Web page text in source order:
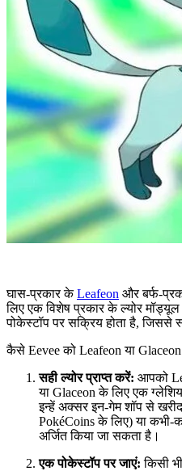
घास-प्रकार केLeafeon और बर्फ-
लिए एक विशेष प्रकार के ल्योर
पोकेस्टॉप पर सक्रिय होता है, जिससे
कैसे Eevee को Leafeon या
सही ल्योर प्राप्त करें: आपको
या Glaceon के लिए एक
इन्हें अक्सर इन-गेम शॉप से
PokéCoins के लिए) या कभी-
अर्जित किया जा सकता है।
एक पोकेस्टॉप पर जाएं: किसी